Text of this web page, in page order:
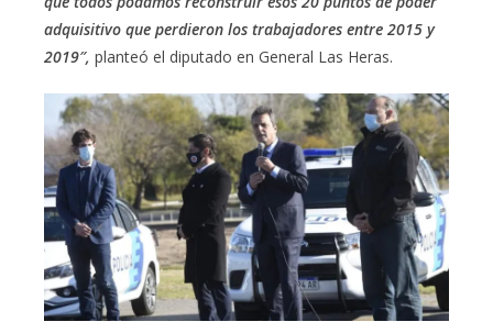
adquisitivo que perdieron los trabajadores entre 2015 y
2019″, planteó el diputado en General Las Heras.